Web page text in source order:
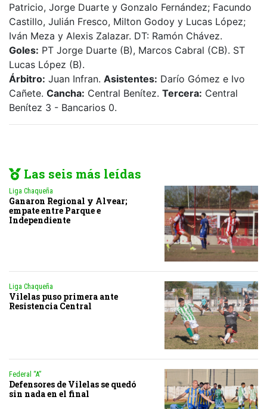
Patricio, Jorge Duarte y Gonzalo Fernández; Facundo
Castillo, Julián Fresco, Milton Godoy y Lucas López;
Iván Meza y Alexis Zalazar. DT: Ramón Chávez.
Goles: PT Jorge Duarte (B), Marcos Cabral (CB). ST
Lucas López (B).
Árbitro: Juan Infran. Asistentes: Darío Gómez e Ivo
Cañete. Cancha: Central Benítez. Tercera: Central
Benítez 3 - Bancarios 0.
Las seis más leídas
Liga Chaqueña
Ganaron Regional y Alvear;
empate entre Parque e
Independiente
Liga Chaqueña
Vilelas puso primera ante
Resistencia Central
Federal “A”
Defensores de Vilelas se quedó
sin nada en el final